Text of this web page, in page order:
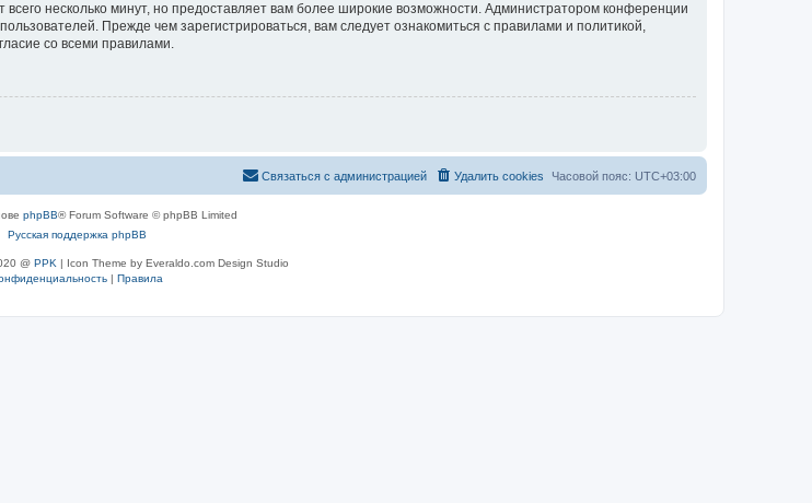
несколько минут, но предоставляет вам более широкие возможности. Администратором конференции
Прежде чем зарегистрироваться, вам следует ознакомиться с правилами и политикой,
со всеми правилами.
Часовой пояс: UTC+03:00
Удалить cookies
Связаться с администрацией
phpBB® Forum Software © phpBB Limited
Русская поддержка phpBB
@ PPK | Icon Theme by Everaldo.com Design Studio
| Правила